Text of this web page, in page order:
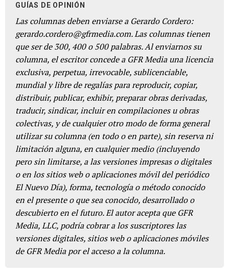
GUÍAS DE OPINIÓN
Las columnas deben enviarse a Gerardo Cordero:
gerardo.cordero@gfrmedia.com. Las columnas tienen
que ser de 300, 400 o 500 palabras. Al enviarnos su
columna, el escritor concede a GFR Media una licencia
exclusiva, perpetua, irrevocable, sublicenciable,
mundial y libre de regalías para reproducir, copiar,
distribuir, publicar, exhibir, preparar obras derivadas,
traducir, sindicar, incluir en compilaciones u obras
colectivas, y de cualquier otro modo de forma general
utilizar su columna (en todo o en parte), sin reserva ni
limitación alguna, en cualquier medio (incluyendo
pero sin limitarse, a las versiones impresas o digitales
o en los sitios web o aplicaciones móvil del periódico
El Nuevo Día), forma, tecnología o método conocido
en el presente o que sea conocido, desarrollado o
descubierto en el futuro. El autor acepta que GFR
Media, LLC, podría cobrar a los suscriptores las
versiones digitales, sitios web o aplicaciones móviles
de GFR Media por el acceso a la columna.